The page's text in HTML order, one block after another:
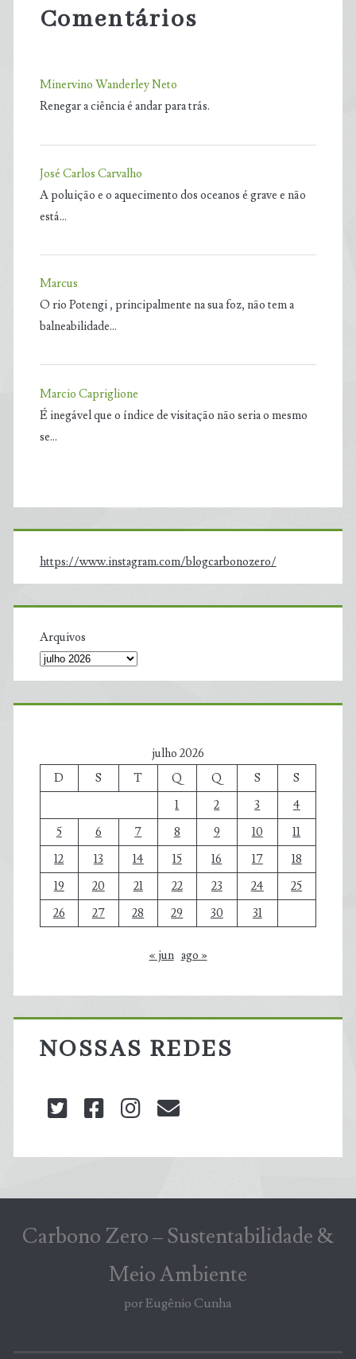
Comentários
Minervino Wanderley Neto
Renegar a ciência é andar para trás.
José Carlos Carvalho
A poluição e o aquecimento dos oceanos é grave e não
está…
Marcus
O rio Potengi , principalmente na sua foz, não tem a
balneabilidade…
Marcio Capriglione
É inegável que o índice de visitação não seria o mesmo
se…
https://www.instagram.com/blogcarbonozero/
Arquivos
julho 2026
D
S T Q Q S
S
1
2 3
4
5
6 7 8 9 10
11
12
13 14 15 16 17
18
19
20 21 22 23 24
25
26
27 28 29 30 31
« jun ago »
NOSSAS REDES
twitterfacebookinstagram
Carbono Zero – Sustentabilidade &
Meio Ambiente
por Eugênio Cunha